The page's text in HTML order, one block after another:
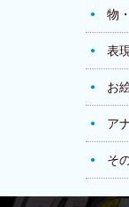
物
表
お
ア
そ